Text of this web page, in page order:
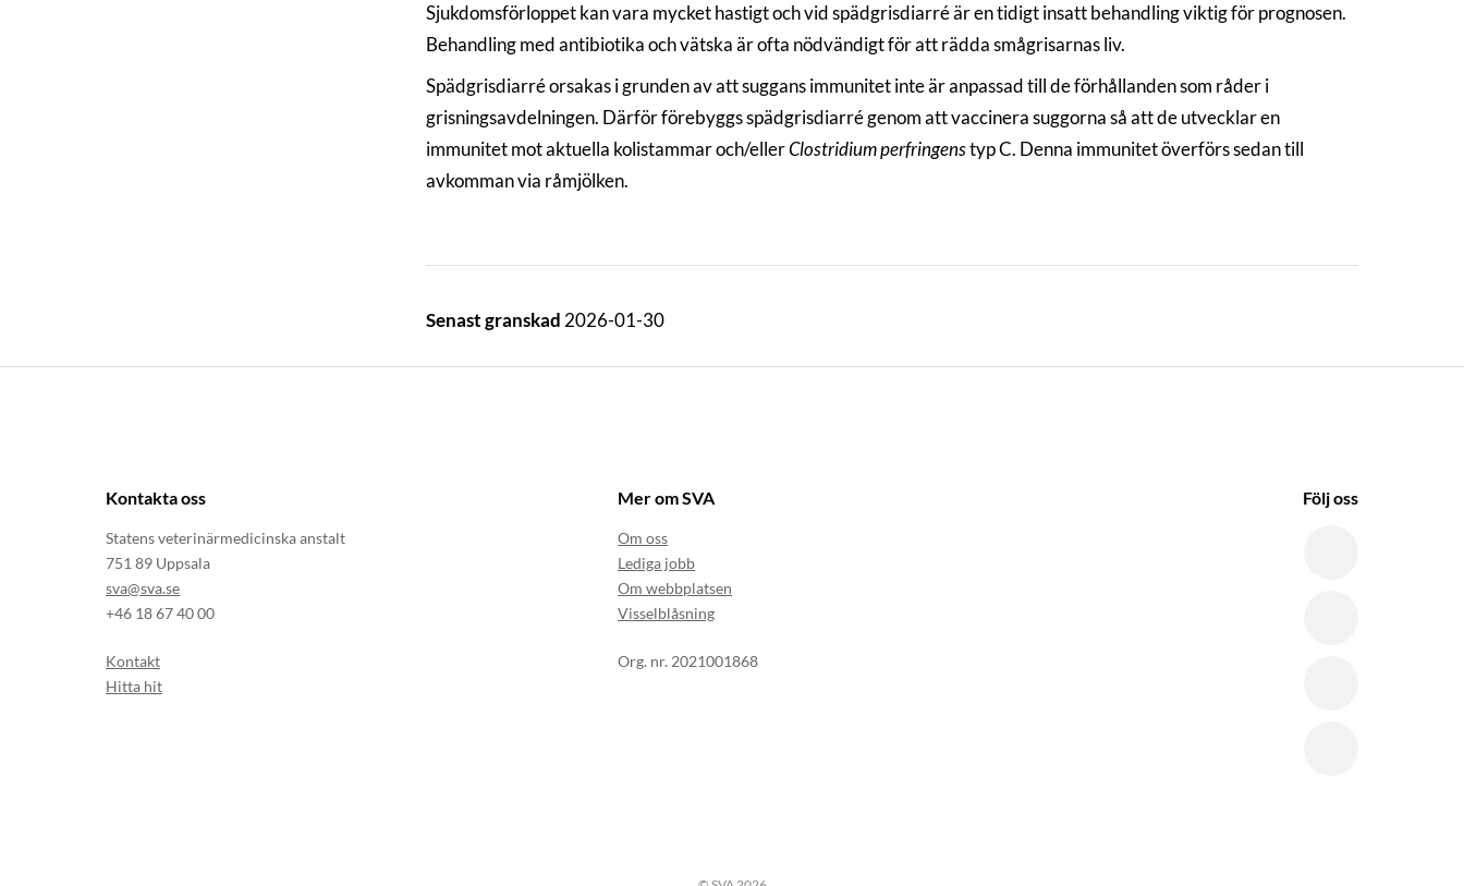
Sjukdomsförloppet kan vara mycket hastigt och vid spädgrisdiarré är en tidigt insatt behandling viktig för prognosen.
Behandling med antibiotika och vätska är ofta nödvändigt för att rädda smågrisarnas liv.
Spädgrisdiarré orsakas i grunden av att suggans immunitet inte är anpassad till de förhållanden som råder i
grisningsavdelningen. Därför förebyggs spädgrisdiarré genom att vaccinera suggorna så att de utvecklar en
immunitet mot aktuella kolistammar och/ellerClostridium perfringenstyp C. Denna immunitet överförs sedan till
avkomman via råmjölken.
Senast granskad 2026-01-30
Kontakta oss
Statens veterinärmedicinska anstalt
751 89 Uppsala
sva@sva.se
+46 18 67 40 00
Kontakt
Hitta hit
Mer om SVA
Om oss
Lediga jobb
Om webbplatsen
Visselblåsning
Org. nr. 2021001868
Följ oss